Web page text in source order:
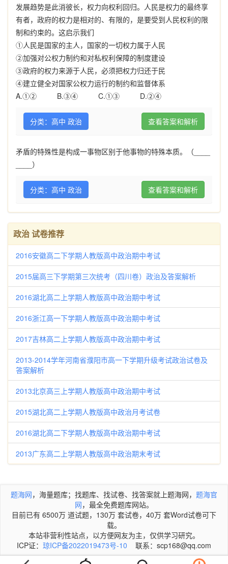
发展趋势是此消彼长，权力向权利回归。人民是权力的最终享
有者，政府的权力是相对的、有限的，是要受到人民权利的限
制和约束的。这启示我们
①人民是国家的主人，国家的一切权力属于人民
②加强对公权力制约和对私权利保障的制度建设
③政府的权力来源于人民，必须把权力归还于民
④建立健全对国家公权力运行的制约和监督体系
A.①② B.③④ C.①③ D.②④
分类：高中 政治 查看答案和解析
矛盾的特殊性是构成一事物区别于他事物的特殊本质。（____
____）
分类：高中 政治 查看答案和解析
政治 试卷推荐
2016安徽高二下学期人教版高中政治期中考试
2015届高三下学期第三次统考（四川卷）政治及答案解析
2016湖北高二上学期人教版高中政治期中考试
2016浙江高一下学期人教版高中政治期中考试
2017吉林高二上学期人教版高中政治期中考试
2013-2014学年河南省濮阳市高一下学期升级考试政治试卷及
答案解析
2013北京高三上学期人教版高中政治期中考试
2015湖北高二上学期人教版高中政治月考试卷
2016湖北高二下学期人教版高中政治期中考试
2013广东高二上学期人教版高中政治期末考试
题海网，海量题库；找题库、找试卷、找答案就上题海网， 题海官
网，最全免费题库网站。
目前已有 6500万 道试题，130万 套试卷，40万 套Word试卷可下
载。
本站非营利性站点，以方便网友为主，仅供学习研究。
ICP证： 琼ICP备2022019473号-10 联系：scp168@qq.com